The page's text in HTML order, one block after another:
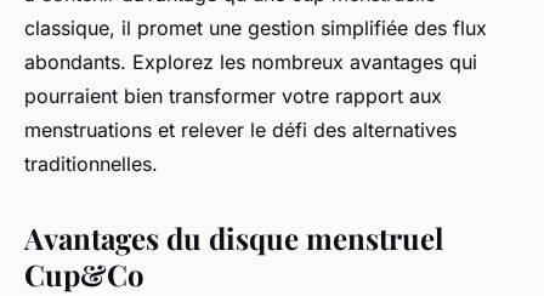
classique, il promet une gestion simplifiée des flux
abondants. Explorez les nombreux avantages qui
pourraient bien transformer votre rapport aux
menstruations et relever le défi des alternatives
traditionnelles.
Avantages du disque menstruel
Cup&Co